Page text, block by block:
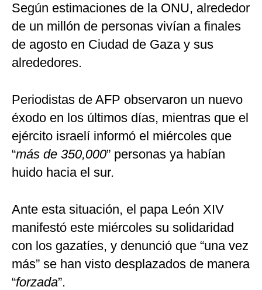
Según estimaciones de la ONU, alrededor
de un millón de personas vivían a finales
de agosto en Ciudad de Gaza y sus
alrededores.
Periodistas de AFP observaron un nuevo
éxodo en los últimos días, mientras que el
ejército israelí informó el miércoles que
“más de 350,000” personas ya habían
huido hacia el sur.
Ante esta situación, el papa León XIV
manifestó este miércoles su solidaridad
con los gazatíes, y denunció que “una vez
más” se han visto desplazados de manera
“forzada”.